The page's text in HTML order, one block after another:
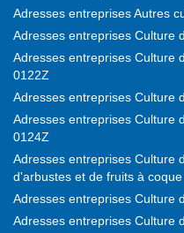
Adresses entreprises Autres
Adresses entreprises Culture
Adresses entreprises Culture
0122Z
Adresses entreprises Culture
Adresses entreprises Culture
0124Z
Adresses entreprises Culture
d'arbustes et de fruits à
Adresses entreprises Culture
Adresses entreprises Culture